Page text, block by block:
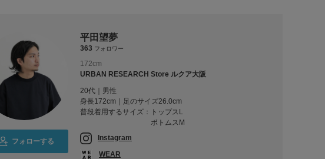
フォローする
平田望夢
363 フォロワー
172cm
URBAN RESEARCH Store ルクア大阪
20代｜男性
身長172cm｜足のサイズ26.0cm
普段着用するサイズ：
トップスL
ボトムスM
Instagram
WEAR